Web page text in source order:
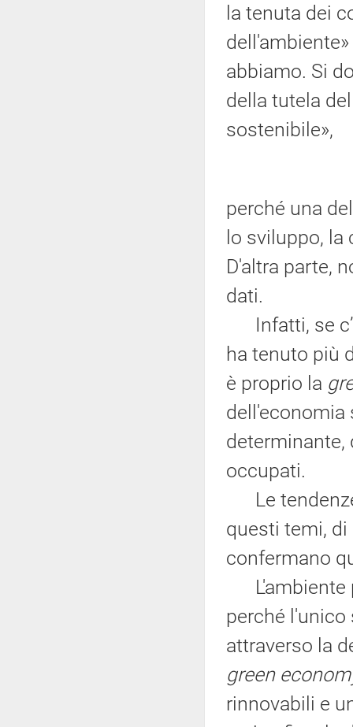
la tenuta dei
abbiamo. Si
della tutela
sostenibile»,
perché una
lo sviluppo,
D'altra parte,
dati.
Infatti, se
ha tenuto più
è proprio la
dell'economia
occupati.
Le
questi temi, di
confermano
L'ambiente
perché
attraverso la
green
rinnovabili e